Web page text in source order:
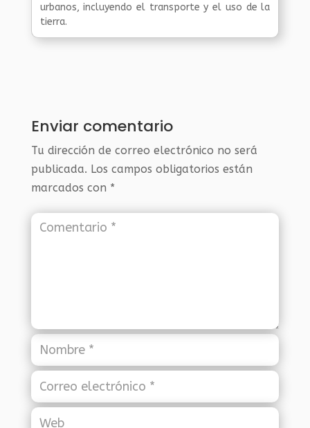
urbanos, incluyendo el transporte y el uso de la
tierra.
Enviar comentario
Tu dirección de correo electrónico no será
publicada. Los campos obligatorios están
marcados con *